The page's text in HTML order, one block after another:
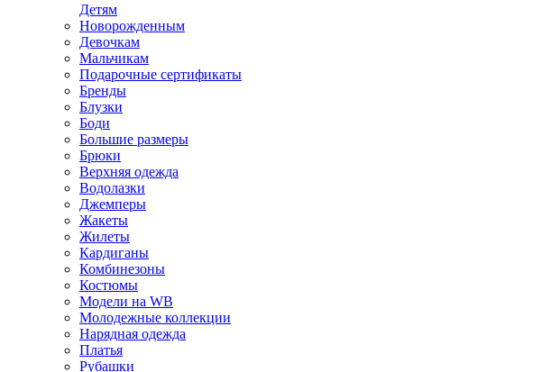
Детям
Новорожденным
Девочкам
Мальчикам
Подарочные сертификаты
Бренды
Блузки
Боди
Большие размеры
Брюки
Верхняя одежда
Водолазки
Джемперы
Жакеты
Жилеты
Кардиганы
Комбинезоны
Костюмы
Модели на WB
Молодежные коллекции
Нарядная одежда
Платья
Рубашки